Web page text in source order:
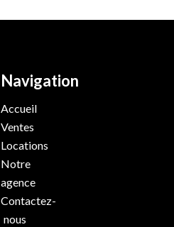
Navigation
Accueil
Ventes
Locations
Notre
agence
Contactez-
nous